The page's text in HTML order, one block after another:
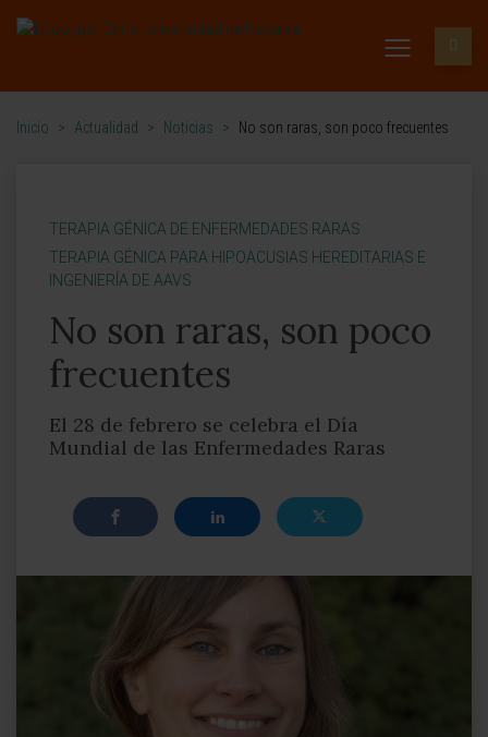
Inicio > Actualidad > Noticias > No son raras, son poco frecuentes
TERAPIA GÉNICA DE ENFERMEDADES RARAS
TERAPIA GÉNICA PARA HIPOACUSIAS HEREDITARIAS E
INGENIERÍA DE AAVS
No son raras, son poco
frecuentes
El 28 de febrero se celebra el Día
Mundial de las Enfermedades Raras